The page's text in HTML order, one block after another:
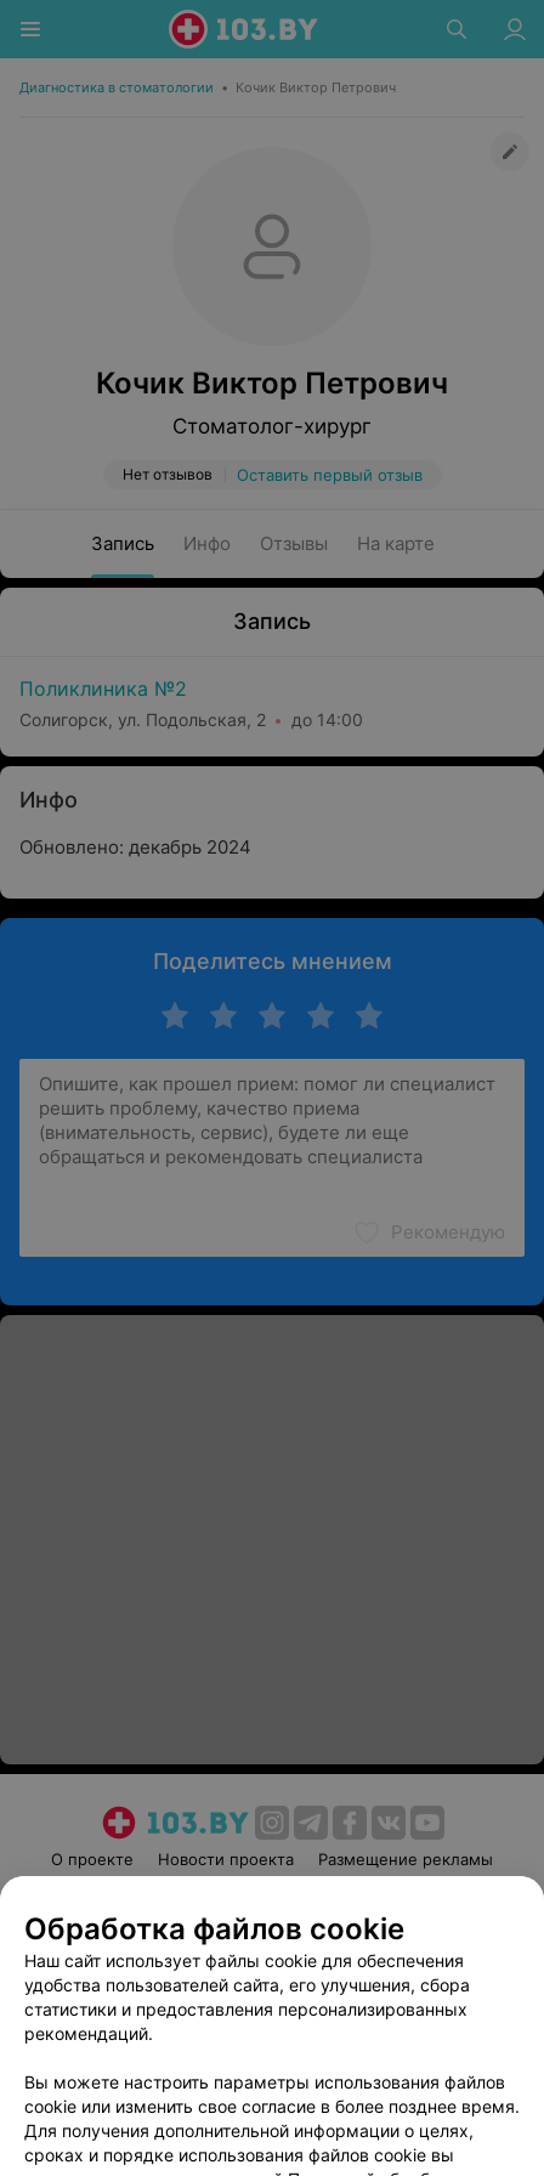
Диагностика в стоматологии • Кочик Виктор Петрович
Кочик Виктор Петрович
Стоматолог-хирург
Нет отзывов Оставить первый отзыв
Запись Инфо Отзывы На карте
Запись
Поликлиника №2
Солигорск, ул. Подольская, 2 до 14:00
Инфо
Обновлено: декабрь 2024
Поделитесь мнением
Рекомендую
О проекте Новости проекта
Размещение рекламы
Пользовательское соглашение
Способы оплаты
Вакансии
Партнеры
Написать руководителю 103.by
Обработка персональных данных
Обработка файлов cookie
Наш сайт использует файлы cookie для обеспечения
удобства пользователей сайта, его улучшения, сбора
статистики и предоставления персонализированных
рекомендаций.
Вы можете настроить параметры использования файлов
cookie или изменить свое согласие в более позднее время.
Для получения дополнительной информации о целях,
сроках и порядке использования файлов cookie вы